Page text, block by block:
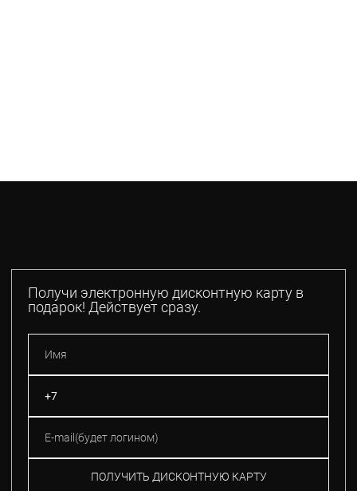
Получи электронную дисконтную карту в
подарок! Действует сразу.
ПОЛУЧИТЬ ДИСКОНТНУЮ КАРТУ